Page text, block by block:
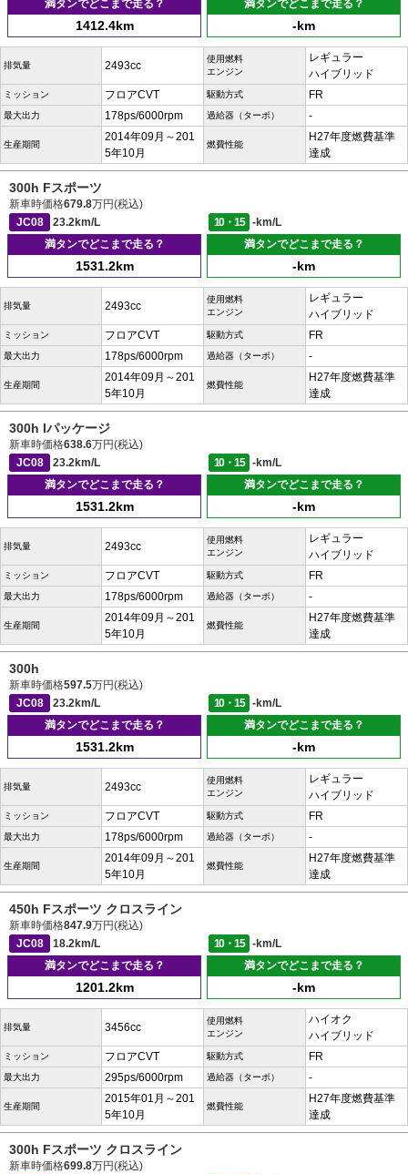
満タンでどこまで走る？
1412.4km
満タンでどこまで走る？
-km
排気量 2493cc
使用燃料
エンジン
レギュラー
ハイブリッド
ミッション フロアCVT 駆動方式 FR
最大出力 178ps/6000rpm 過給器（ターボ） -
生産期間
2014年09月～201
5年10月
燃費性能
H27年度燃費基準
達成
300h Fスポーツ
新車時価格679.8万円(税込)
JC08
23.2km/L 10・15
-km/L
満タンでどこまで走る？
1531.2km
満タンでどこまで走る？
-km
排気量 2493cc
使用燃料
エンジン
レギュラー
ハイブリッド
ミッション フロアCVT 駆動方式 FR
最大出力 178ps/6000rpm 過給器（ターボ） -
生産期間
2014年09月～201
5年10月
燃費性能
H27年度燃費基準
達成
300h Iパッケージ
新車時価格638.6万円(税込)
JC08
23.2km/L 10・15
-km/L
満タンでどこまで走る？
1531.2km
満タンでどこまで走る？
-km
排気量 2493cc
使用燃料
エンジン
レギュラー
ハイブリッド
ミッション フロアCVT 駆動方式 FR
最大出力 178ps/6000rpm 過給器（ターボ） -
生産期間
2014年09月～201
5年10月
燃費性能
H27年度燃費基準
達成
300h
新車時価格597.5万円(税込)
JC08
23.2km/L 10・15
-km/L
満タンでどこまで走る？
1531.2km
満タンでどこまで走る？
-km
排気量 2493cc
使用燃料
エンジン
レギュラー
ハイブリッド
ミッション フロアCVT 駆動方式 FR
最大出力 178ps/6000rpm 過給器（ターボ） -
生産期間
2014年09月～201
5年10月
燃費性能
H27年度燃費基準
達成
450h Fスポーツ クロスライン
新車時価格847.9万円(税込)
JC08
18.2km/L 10・15
-km/L
満タンでどこまで走る？
1201.2km
満タンでどこまで走る？
-km
排気量 3456cc
使用燃料
エンジン
ハイオク
ハイブリッド
ミッション フロアCVT 駆動方式 FR
最大出力 295ps/6000rpm 過給器（ターボ） -
生産期間
2015年01月～201
5年10月
燃費性能
H27年度燃費基準
達成
300h Fスポーツ クロスライン
新車時価格699.8万円(税込)